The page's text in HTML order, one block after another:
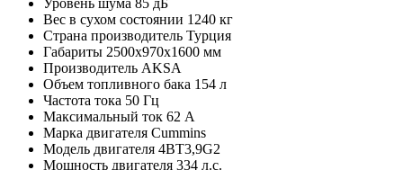
Вес в сухом состоянии 1240 кг
Страна производитель Турция
Габариты 2500x970x1600 мм
Производитель AKSA
Объем топливного бака 154 л
Частота тока 50 Гц
Максимальный ток 62 А
Марка двигателя Cummins
Модель двигателя 4BT3,9G2
Мощность двигателя 334 л.с.